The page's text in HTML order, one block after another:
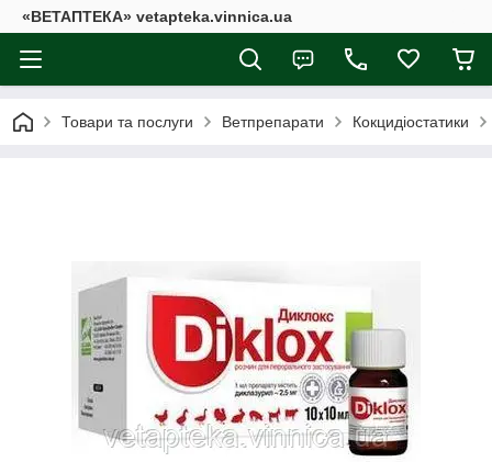
«ВЕТАПТЕКА» vetapteka.vinnica.ua
Товари та послуги Ветпрепарати Кокцидіостатики